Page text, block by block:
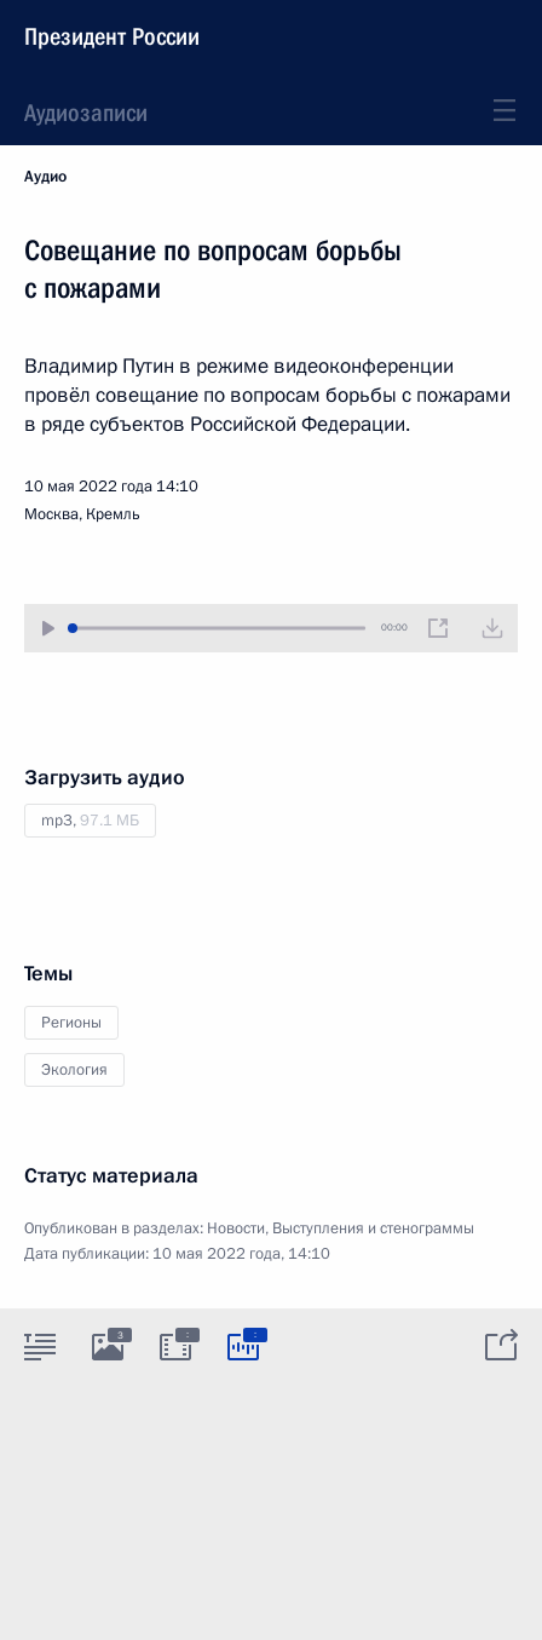
Президент России
Аудиозаписи
Аудио
Совещание по вопросам борьбы
с пожарами
Владимир Путин в режиме видеоконференции
провёл совещание по вопросам борьбы с пожарами
в ряде субъектов Российской Федерации.
10 мая 2022 года 14:10
Москва, Кремль
00:00
Загрузить аудио
mp3,97.1 МБ
Темы
Регионы
Экология
Статус материала
Опубликован в разделах: Новости, Выступления и стенограммы
Дата публикации: 10 мая 2022 года, 14:10
3 : :